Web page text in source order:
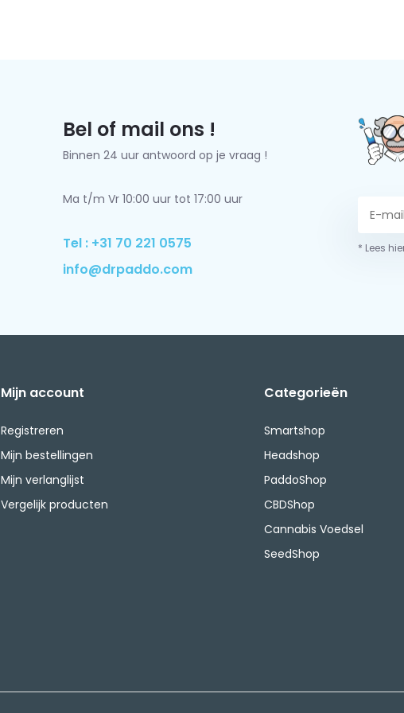
Bel of mail ons !
Binnen 24 uur antwoord op je vraag !
Ma t/m Vr 10:00 uur tot 17:00 uur
Tel : +31 70 221 0575
info@drpaddo.com
* Lees
Mijn account
Registreren
Mijn bestellingen
Mijn verlanglijst
Vergelijk producten
Categorieën
Smartshop
Headshop
PaddoShop
CBDShop
Cannabis Voedsel
SeedShop